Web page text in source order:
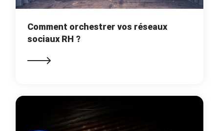
Comment orchestrer vos réseaux
sociaux RH ?